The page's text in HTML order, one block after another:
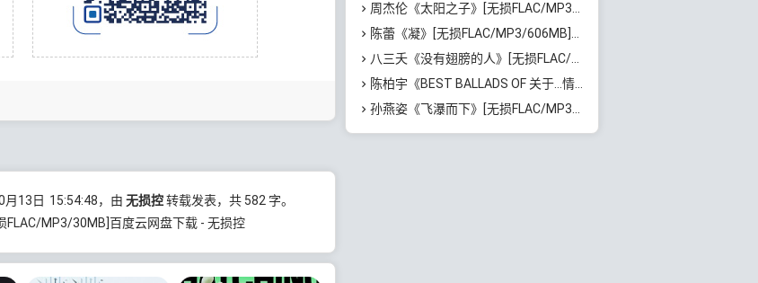
月13日 15:54:48，由 无损控转载发表，共 582 字。
FLAC/MP3/30MB]百度云网盘下载 - 无损控
周杰伦《太阳之子》[无损FLAC/MP3/731MB]百度云网盘下载
陈蕾《凝》[无损FLAC/MP3/606MB]百度云网盘下载
八三夭《没有翅膀的人》[无损FLAC/MP3/571MB]百度云网盘下载
陈柏宇《BEST BALLADS OF 关于…情歌》[无损FLAC/MP3/579MB]百度云网盘下载
孙燕姿《飞瀑而下》[无损FLAC/MP3/71MB]百度云网盘下载